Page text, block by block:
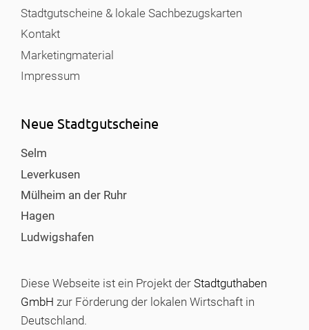
Stadtgutscheine & lokale Sachbezugskarten
Kontakt
Marketingmaterial
Impressum
Neue Stadtgutscheine
Selm
Leverkusen
Mülheim an der Ruhr
Hagen
Ludwigshafen
Diese Webseite ist ein Projekt der Stadtguthaben
GmbH zur Förderung der lokalen Wirtschaft in
Deutschland.